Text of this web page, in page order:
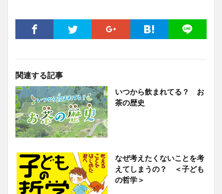
関連する記事
いつから飲まれてる？ お
茶の歴史
なぜ考えたくないことを考
えてしまうの？ ＜子ども
の哲学＞